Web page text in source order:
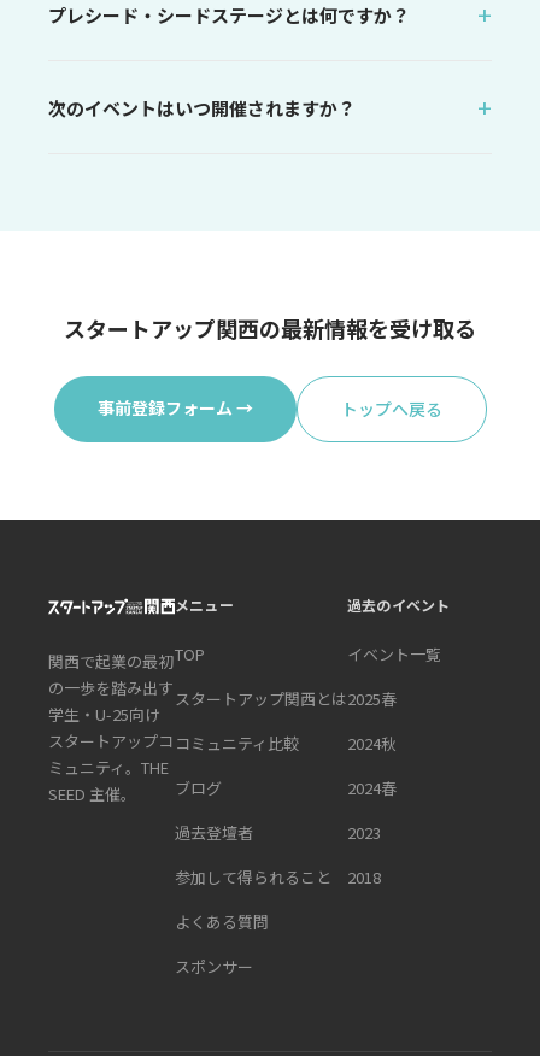
プレシード・シードステージとは何ですか？
次のイベントはいつ開催されますか？
スタートアップ関西の最新情報を受け取る
事前登録フォーム → トップへ戻る
関西で起業の最初
の一歩を踏み出す
学生・U-25向け
スタートアップコ
ミュニティ。THE
SEED 主催。
メニュー
TOP
スタートアップ関西とは
コミュニティ比較
ブログ
過去登壇者
参加して得られること
よくある質問
スポンサー
過去のイベント
イベント一覧
2025春
2024秋
2024春
2023
2018